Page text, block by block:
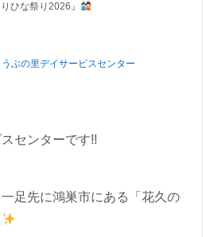
りひな祭り2026』
うぶの里デイサービスセンター
センターです!!
足先に鴻巣市にある「花久の